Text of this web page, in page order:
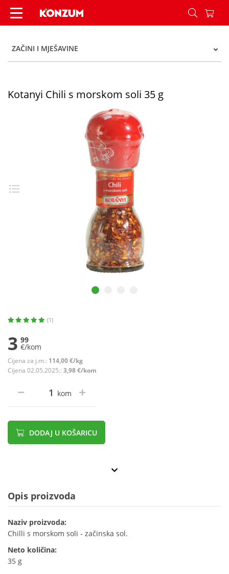
Kotanyi Chili s morskom soli 35 g - Konzum
ZAČINI I MJEŠAVINE
Kotanyi Chili s morskom soli 35 g
(1)
3 99
€/kom
Cijena za j.m.: 114,00 €/kg
Cijena 02.05.2025.: 3,98 €/kom
kom
DODAJ U KOŠARICU
Opis proizvoda
Naziv proizvoda:
Chilli s morskom soli - začinska sol.
Neto količina:
35 g